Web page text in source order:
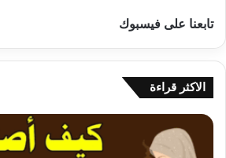
تابعنا على فيسبوك
الاكثر قراءة